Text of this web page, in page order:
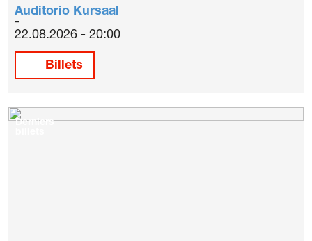
Auditorio Kursaal
22.08.2026 - 20:00
Billets
Derniers